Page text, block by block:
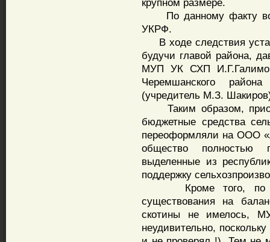
крупном размере.
По данному факту
УКРФ.
В ходе следствия
будучи главой района,
МУП УК СХП
Черемшанского
(учредитель М.З.
Таким образом,
бюджетные средства
переоформляли на ООО
общество полностью
выделенные из
поддержку
Кроме того, по
существования на
скотины не имелось,
неудивительно,